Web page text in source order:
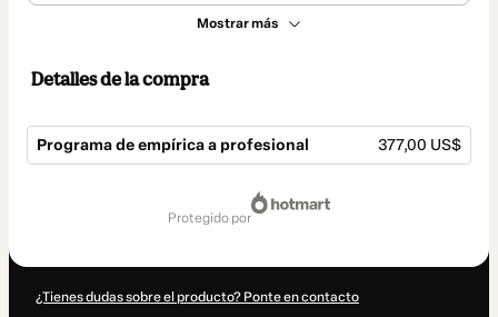
Mostrar más
Detalles de la compra
Programa de empírica a profesional 377,00 US$
protegido por
¿Tienes dudas sobre el producto? Ponte en contacto